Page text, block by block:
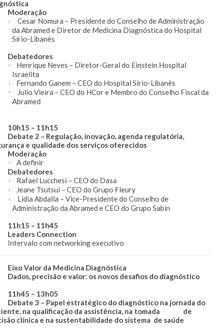
·
Cesar Nomura – Presidente do Conselho de Administração
da Abramed e Diretor de Medicina Diagnóstica do Hospital
Sírio-Libanês
·
Henrique Neves – Diretor-Geral do Einstein Hospital
Israelita
· Fernando Ganem – CEO do Hospital Sírio-Libanês
·
Julio Vieira – CEO do HCor e Membro do Conselho Fiscal da
Abramed
– 11h15
2 – Regulação, inovação, agenda regulatória,
e qualidade dos serviços oferecidos
·
A definir
· Rafael Lucchesi – CEO do Dasa
· Jeane Tsutsui – CEO do Grupo Fleury
·
Lídia Abdalla – Vice-Presidente do Conselho de
Administração da Abramed e CEO do Grupo Sabin
– 11h45
Connection
com networking executivo
Valor da Medicina Diagnóstica
precisão e valor: os novos desafios do diagnóstico
– 13h05
3 – Papel estratégico do diagnóstico na jornada do
na qualificação da assistência, na tomada de
clínica e na sustentabilidade do sistema de saúde